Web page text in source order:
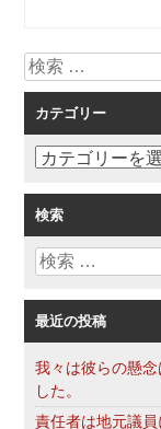
ー
シ
ョ
ン
検
索
カテゴリー
カ
ゴ
リ
ー
検索
検
最近の投稿
我々は彼らの懸
した。
責任者は地元議